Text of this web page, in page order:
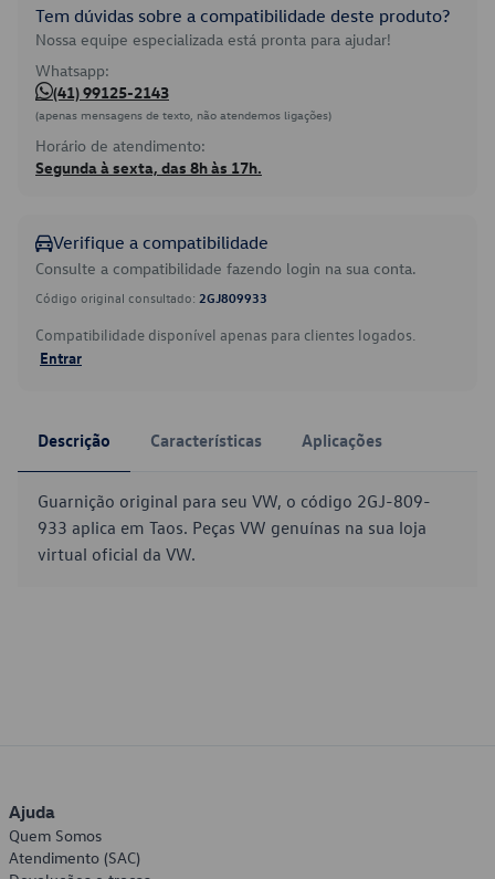
Tem dúvidas sobre a compatibilidade deste produto?
Nossa equipe especializada está pronta para ajudar!
Whatsapp:
(41) 99125-2143
(apenas mensagens de texto, não atendemos ligações)
Horário de atendimento:
Segunda à sexta, das 8h às 17h.
Verifique a compatibilidade
Consulte a compatibilidade fazendo login na sua conta.
Código original consultado: 2GJ809933
Compatibilidade disponível apenas para clientes logados.
Entrar
Descrição Características Aplicações
Guarnição original para seu VW, o código 2GJ-809-
933 aplica em Taos. Peças VW genuínas na sua loja
virtual oficial da VW.
Ajuda
Quem Somos
Atendimento (SAC)